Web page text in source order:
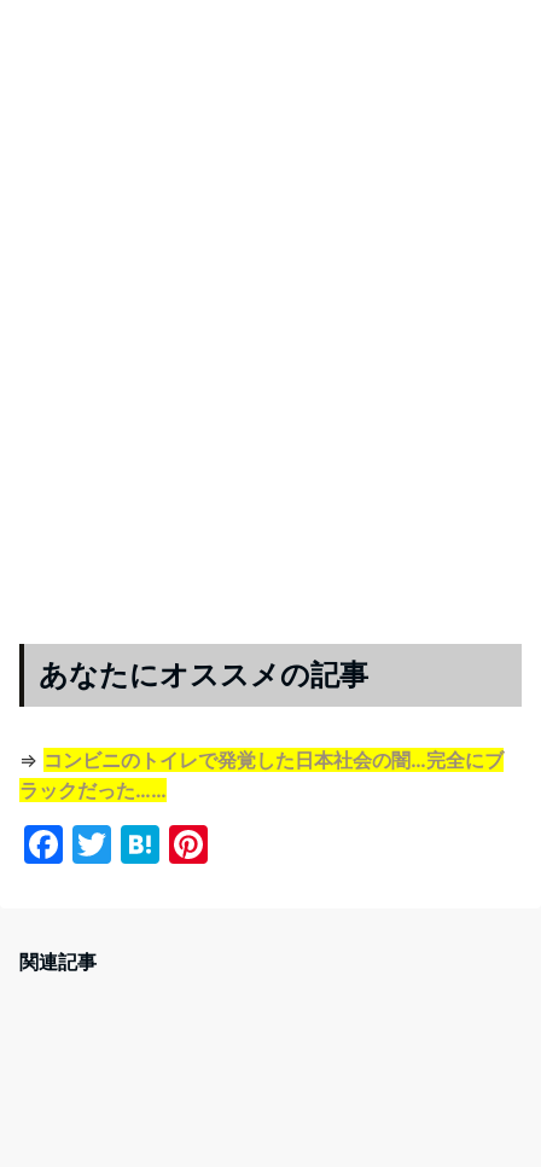
あなたにオススメの記事
⇒ コンビニのトイレで発覚した日本社会の闇…完全にブ
ラックだった……
F
e
T
H
関連記事